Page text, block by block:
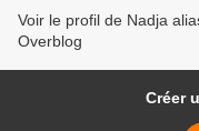
Voir le profil de Nadja
Overblog
Créer